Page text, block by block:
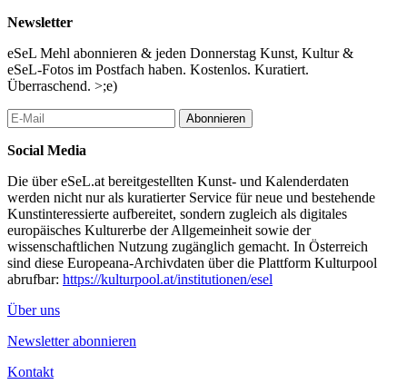
Newsletter
eSeL Mehl abonnieren & jeden Donnerstag Kunst, Kultur &
eSeL-Fotos im Postfach haben. Kostenlos. Kuratiert.
Überraschend. >;e)
Abonnieren
Social Media
Die über eSeL.at bereitgestellten Kunst- und Kalenderdaten
werden nicht nur als kuratierter Service für neue und bestehende
Kunstinteressierte aufbereitet, sondern zugleich als digitales
europäisches Kulturerbe der Allgemeinheit sowie der
wissenschaftlichen Nutzung zugänglich gemacht. In Österreich
sind diese Europeana-Archivdaten über die Plattform Kulturpool
abrufbar: https://kulturpool.at/institutionen/esel
Über uns
Newsletter abonnieren
Kontakt